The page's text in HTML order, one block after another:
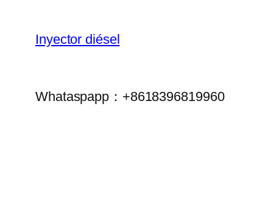
Inyector diésel
Whataspapp：+8618396819960